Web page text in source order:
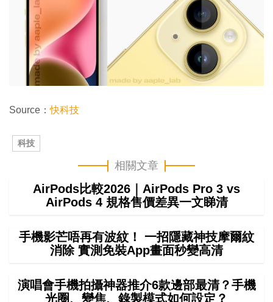
Source：快科技
科技
相關文章
AirPods比較2026｜AirPods Pro 3 vs
AirPods 4 規格售價差異一文睇清
手機影芒唔再有波紋！ 一招隱藏神技摩爾紋
消除 實測免裝App畫面秒變高清
演唱會手機拍攝神器推介6款邊部最清？手機
光圈、變焦、錄製模式如何設定？